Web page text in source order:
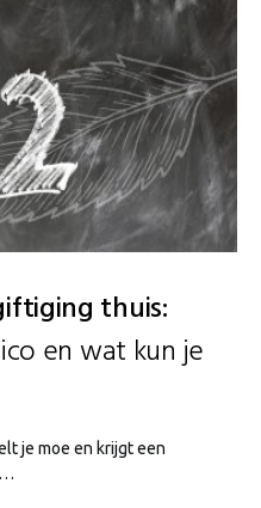
thuis:
en wat kun je
je moe en krijgt een